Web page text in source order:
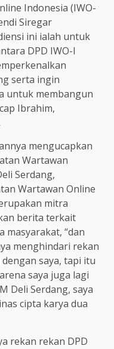
Indonesia (IWO-
Siregar
ini ialah untuk
DPD IWO-I
serta ingin
untuk membangun
Ibrahim,
mengucapkan
Wartawan
Serdang,
Wartawan Online
mitra
berita terkait
masyarakat, “dan
menghindari rekan
saya, tapi itu
saya juga lagi
Deli Serdang, saya
cipta karya dua
rekan rekan DPD